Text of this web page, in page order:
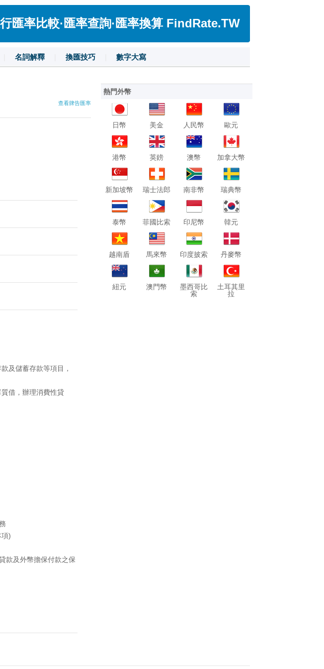
匯率比較·匯率查詢·匯率換算 FindRate.TW
名詞解釋 換匯技巧 數字大寫
查看牌告匯率
及儲蓄存款等項目，
借，辦理消費性貸
)
款及外幣擔保付款之保
熱門外幣
日幣 美金 人民幣 歐元
港幣 英鎊 澳幣 加拿大幣
新加坡幣 瑞士法郎 南非幣 瑞典幣
泰幣 菲國比索 印尼幣 韓元
越南盾 馬來幣 印度披索 丹麥幣
紐元 澳門幣
墨西哥比
索
土耳其里
拉